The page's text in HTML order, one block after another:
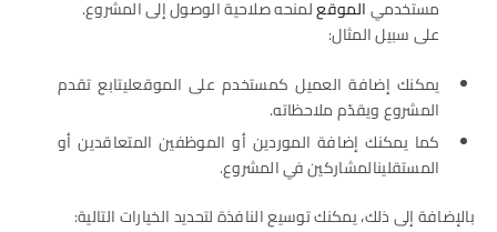
مستخدميالموقعلمنحه صلاحية الوصول إلى المشروع.
على سبيل المثال:
يمكنك إضافة العميل كمستخدم على الموقعليتابع تقدم
المشروع ويقدّم ملاحظاته.
كما يمكنك إضافة الموردين أو الموظفين المتعاقدين أو
المستقلينالمشاركين في المشروع.
بالإضافة إلى ذلك، يمكنك توسيع النافذة لتحديد الخيارات التالية: